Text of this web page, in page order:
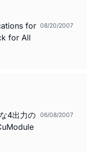
for
for All
08/20/2007
4出力の 06/08/2007